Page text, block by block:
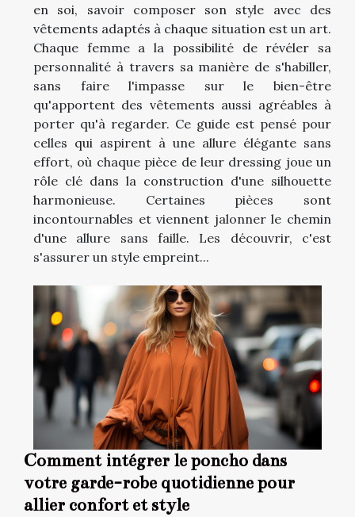
en soi, savoir composer son style avec des
vêtements adaptés à chaque situation est un art.
Chaque femme a la possibilité de révéler sa
personnalité à travers sa manière de s'habiller,
sans faire l'impasse sur le bien-être
qu'apportent des vêtements aussi agréables à
porter qu'à regarder. Ce guide est pensé pour
celles qui aspirent à une allure élégante sans
effort, où chaque pièce de leur dressing joue un
rôle clé dans la construction d'une silhouette
harmonieuse. Certaines pièces sont
incontournables et viennent jalonner le chemin
d'une allure sans faille. Les découvrir, c'est
s'assurer un style empreint...
Comment intégrer le poncho dans
votre garde-robe quotidienne pour
allier confort et style